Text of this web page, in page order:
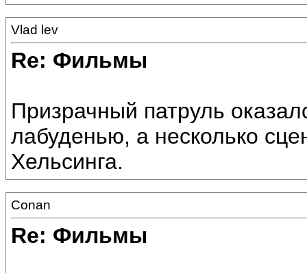
Vlad lev
Re: Фильмы
Призрачный патруль
лабуденью, а несколько
Хельсинга.
Conan
Re: Фильмы